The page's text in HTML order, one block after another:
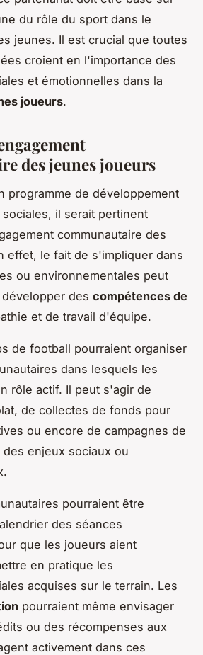
du rôle du sport dans le
jeunes. Il est crucial que toutes
croient en l'importance des
et émotionnelles dans la
joueurs.
des jeunes joueurs
programme de développement
il serait pertinent
communautaire des
effet, le fait de s'impliquer dans
ou environnementales peut
des compétences de
et de travail d'équipe.
de football pourraient organiser
dans lesquels les
rôle actif. Il peut s'agir de
de collectes de fonds pour
ou encore de campagnes de
enjeux sociaux ou
pourraient être
des séances
que les joueurs aient
en pratique les
acquises sur le terrain. Les
pourraient même envisager
ou des récompenses aux
activement dans ces